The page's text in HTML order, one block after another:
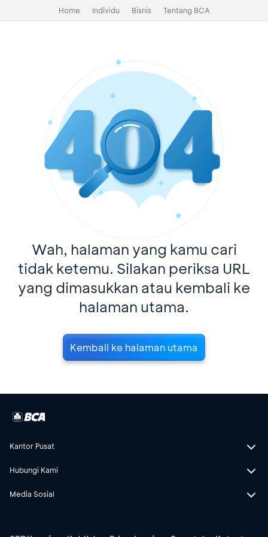
Home Individu Bisnis Tentang BCA
Wah, halaman yang kamu cari
tidak ketemu. Silakan periksa URL
yang dimasukkan atau kembali ke
halaman utama.
Kembali ke halaman utama
Kantor Pusat
Hubungi Kami
Media Sosial